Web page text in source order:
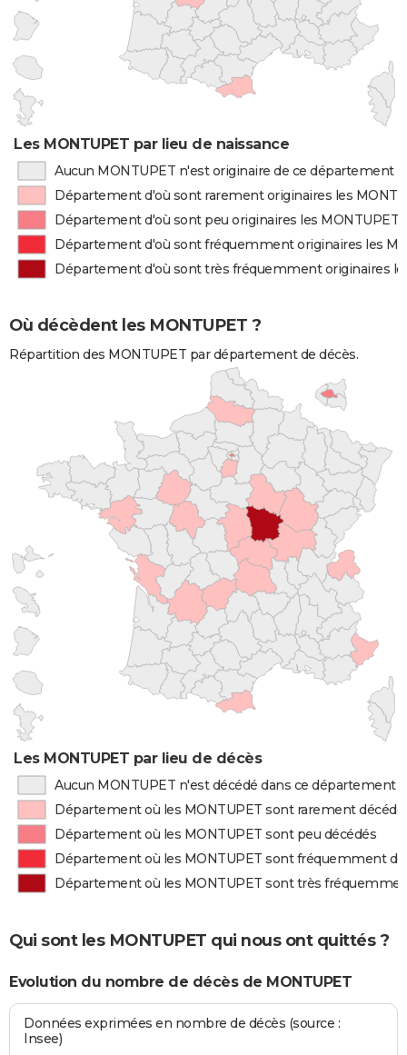
Les MONTUPET par lieu de naissance
Aucun MONTUPET n'est originaire de ce département
Département d'où sont rarement originaires les
Département d'où sont peu originaires les MONTUPET
Département d'où sont fréquemment originaires les
Département d'où sont très fréquemment originaires
Où décèdent les MONTUPET ?
Répartition des MONTUPET par département de décès.
Les MONTUPET par lieu de décès
Aucun MONTUPET n'est décédé dans ce département
Département où les MONTUPET sont rarement
Département où les MONTUPET sont peu décédés
Département où les MONTUPET sont fréquemment
Département où les MONTUPET sont très
Qui sont les MONTUPET qui nous ont quittés ?
Evolution du nombre de décès de MONTUPET
Données exprimées en nombre de décès (source :
Insee)